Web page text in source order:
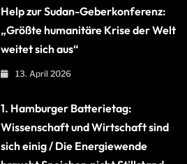
Help zur Sudan-Geberkonferenz:
„Größte humanitäre Krise der Welt
weitet sich aus“
13. April 2026
1. Hamburger Batterietag:
Wissenschaft und Wirtschaft sind
sich einig / Die Energiewende